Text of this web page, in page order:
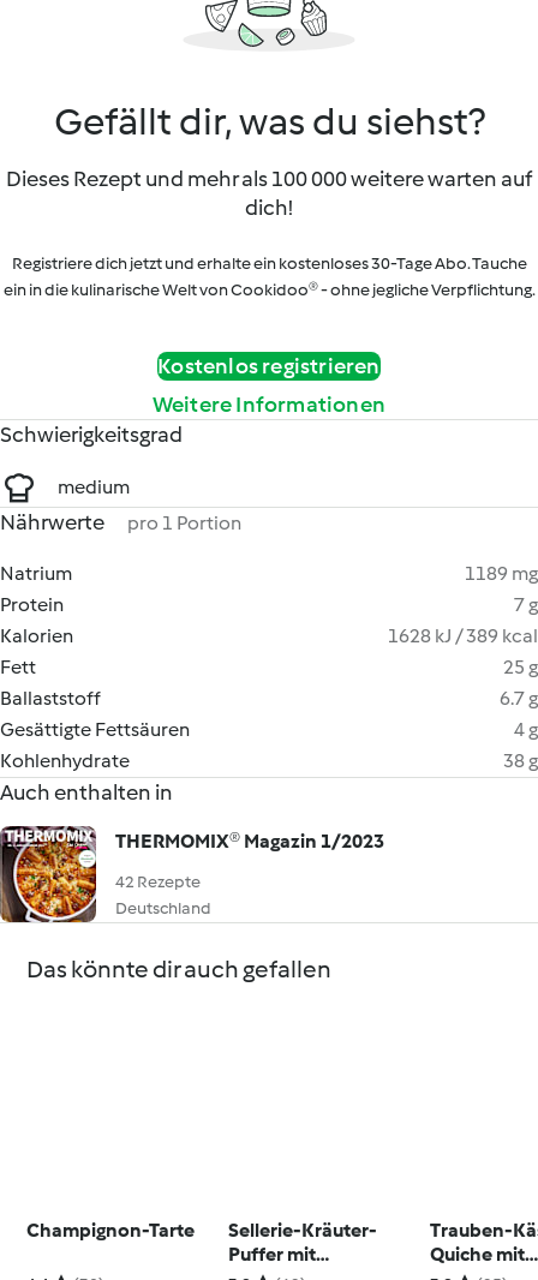
Gefällt dir, was du siehst?
Dieses Rezept und mehr als 100 000 weitere warten auf
dich!
Registriere dich jetzt und erhalte ein kostenloses 30-Tage Abo. Tauche
ein in die kulinarische Welt von Cookidoo® - ohne jegliche Verpflichtung.
Kostenlos registrieren
Weitere Informationen
Schwierigkeitsgrad
medium
Nährwerte pro 1 Portion
Natrium
1189 mg
Protein
7 g
Kalorien
1628 kJ / 389 kcal
Fett
25 g
Ballaststoff
6.7 g
Gesättigte Fettsäuren
4 g
Kohlenhydrate
38 g
Auch enthalten in
THERMOMIX® Magazin 1/2023
42 Rezepte
Deutschland
Das könnte dir auch gefallen
Champignon-Tarte
Sellerie-Kräuter-
Puffer mit
Trauben-
Quiche mit